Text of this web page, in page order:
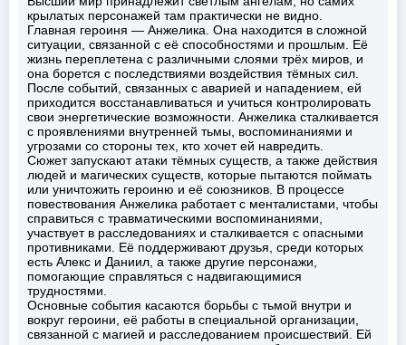
крылатых персонажей там практически не видно.
Главная героиня — Анжелика. Она находится в сложной
ситуации, связанной с её способностями и прошлым. Её
жизнь переплетена с различными слоями трёх миров, и
она борется с последствиями воздействия тёмных сил.
После событий, связанных с аварией и нападением, ей
приходится восстанавливаться и учиться контролировать
свои энергетические возможности. Анжелика сталкивается
с проявлениями внутренней тьмы, воспоминаниями и
угрозами со стороны тех, кто хочет ей навредить.
Сюжет запускают атаки тёмных существ, а также действия
людей и магических существ, которые пытаются поймать
или уничтожить героиню и её союзников. В процессе
повествования Анжелика работает с менталистами, чтобы
справиться с травматическими воспоминаниями,
участвует в расследованиях и сталкивается с опасными
противниками. Её поддерживают друзья, среди которых
есть Алекс и Даниил, а также другие персонажи,
помогающие справляться с надвигающимися
трудностями.
Основные события касаются борьбы с тьмой внутри и
вокруг героини, её работы в специальной организации,
связанной с магией и расследованием происшествий. Ей